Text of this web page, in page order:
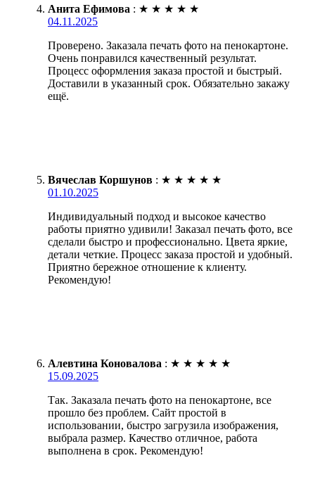
Анита Ефимова : ★ ★ ★ ★ ★
04.11.2025
Проверено. Заказала печать фото на пенокартоне.
Очень понравился качественный результат.
Процесс оформления заказа простой и быстрый.
Доставили в указанный срок. Обязательно закажу
ещё.
Вячеслав Коршунов : ★ ★ ★ ★ ★
01.10.2025
Индивидуальный подход и высокое качество
работы приятно удивили! Заказал печать фото, все
сделали быстро и профессионально. Цвета яркие,
детали четкие. Процесс заказа простой и удобный.
Приятно бережное отношение к клиенту.
Рекомендую!
Алевтина Коновалова : ★ ★ ★ ★ ★
15.09.2025
Так. Заказала печать фото на пенокартоне, все
прошло без проблем. Сайт простой в
использовании, быстро загрузила изображения,
выбрала размер. Качество отличное, работа
выполнена в срок. Рекомендую!